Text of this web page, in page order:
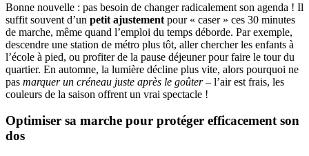
Bonne nouvelle : pas besoin de changer radicalement son agenda ! Il
suffit souvent d’un petit ajustement pour « caser » ces 30 minutes
de marche, même quand l’emploi du temps déborde. Par exemple,
descendre une station de métro plus tôt, aller chercher les enfants à
l’école à pied, ou profiter de la pause déjeuner pour faire le tour du
quartier. En automne, la lumière décline plus vite, alors pourquoi ne
pas marquer un créneau juste après le goûter– l’air est frais, les
couleurs de la saison offrent un vrai spectacle !
Optimiser sa marche pour protéger efficacement son
dos